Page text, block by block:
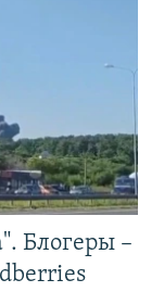
Блогеры –